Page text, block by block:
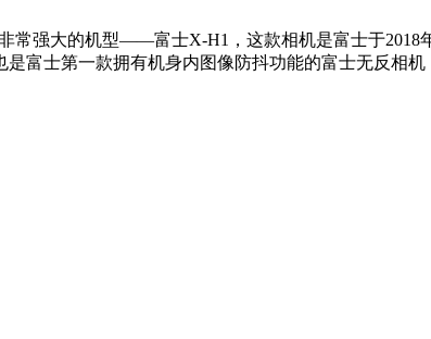
常强大的机型——富士X-H1，这款相机是富士于2018
富士第一款拥有机身内图像防抖功能的富士无反相机